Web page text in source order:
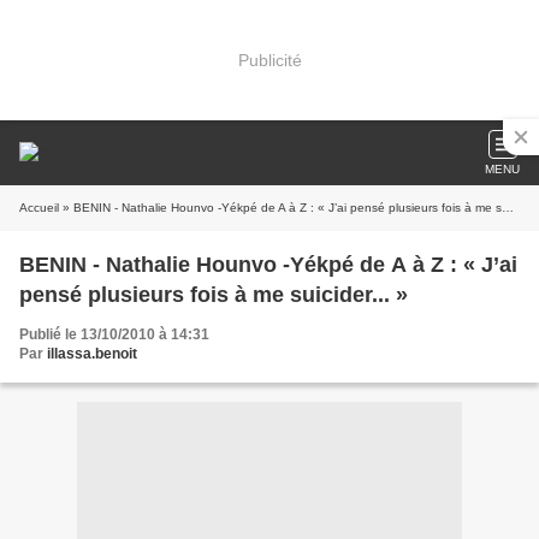
Publicité
MENU
Accueil » BENIN - Nathalie Hounvo -Yékpé de A à Z : « J’ai pensé plusieurs fois à me suicider... »
BENIN - Nathalie Hounvo -Yékpé de A à Z : « J’ai
pensé plusieurs fois à me suicider... »
Publié le 13/10/2010 à 14:31
Par illassa.benoit